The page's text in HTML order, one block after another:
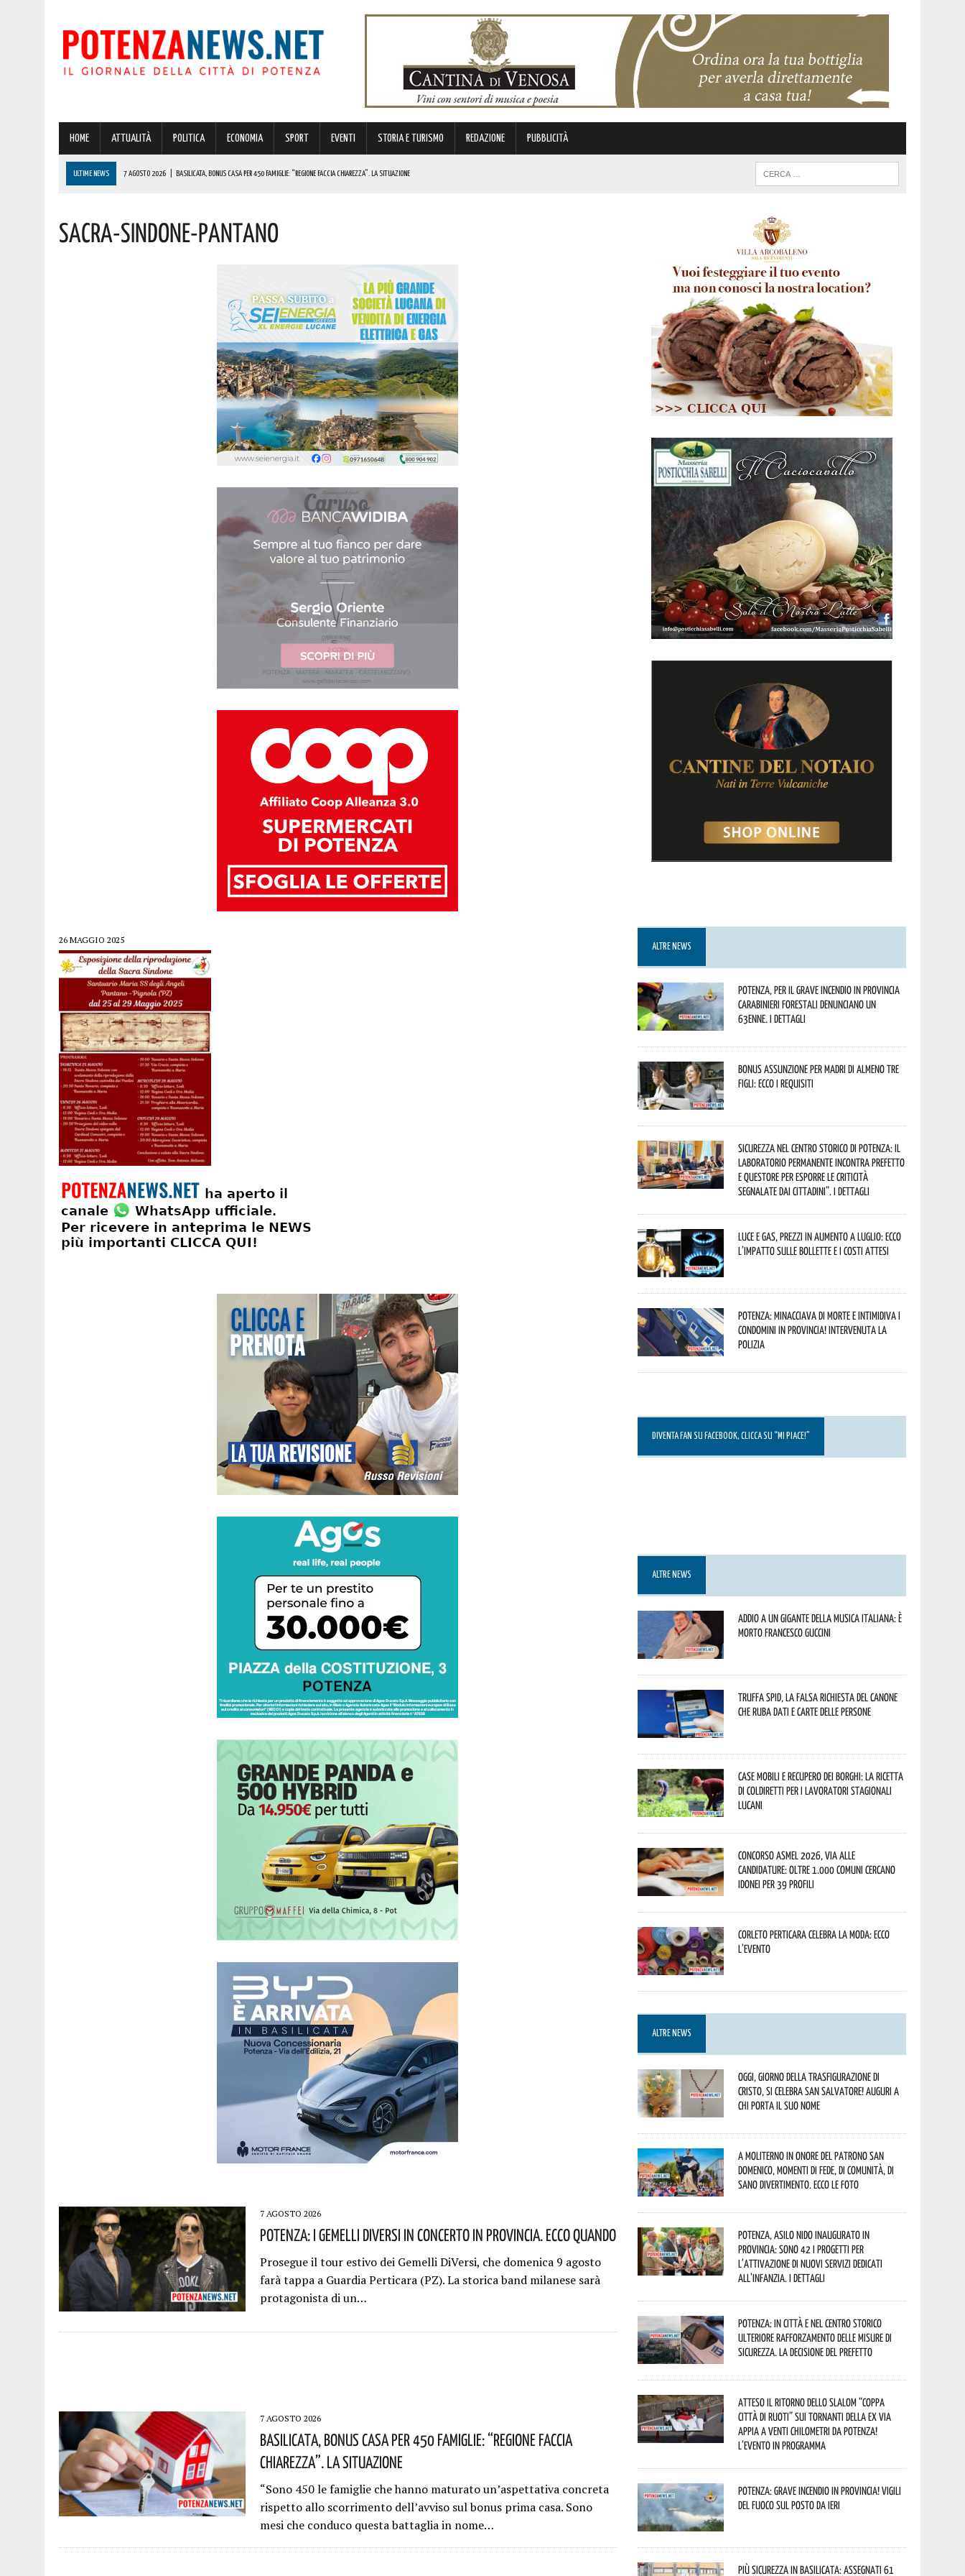
HOME ATTUALITÀ POLITICA ECONOMIA SPORT EVENTI STORIA E TURISMO REDAZIONE PUBBLICITÀ
ULTIME NEWS 7 AGOSTO 2026 BASILICATA, BONUS CASA PER 450 FAMIGLIE: “REGIONE FACCIA CHIAREZZA”. LA SITUAZIONE
7 AGOSTO 2026 | POTENZA E SAN CHIRICO RAPARO INSIEME PER DARE VITA ALLA RETE DEI “COMUNI LUCANI IN FIORE”. I DETTAGLI
Sacra-Sindone-Pantano
26 MAGGIO 2025
7 AGOSTO 2026
Potenza: I Gemelli DiVersi In Concerto In Provincia. Ecco Quando
Prosegue il tour estivo dei Gemelli DiVersi, che domenica 9 agosto
farà tappa a Guardia Perticara (PZ). La storica band milanese sarà
protagonista di un…
7 AGOSTO 2026
Basilicata, Bonus Casa Per 450 Famiglie: “Regione Faccia
Chiarezza”. La Situazione
“Sono 450 le famiglie che hanno maturato un’aspettativa concreta
rispetto allo scorrimento dell’avviso sul bonus prima casa. Sono
mesi che conduco questa battaglia in nome…
ALTRE NEWS
Potenza, per il grave incendio in Provincia
Carabinieri forestali denunciano un
63enne. I dettagli
Bonus assunzione per madri di almeno tre
figli: ecco i requisiti
Sicurezza nel Centro Storico di Potenza: il
Laboratorio Permanente incontra Prefetto
e Questore per esporre le criticità
segnalate dai cittadini”. I dettagli
Luce e gas, prezzi in aumento a luglio: ecco
l’impatto sulle bollette e i costi attesi
Potenza: minacciava di morte e intimidiva i
condomini in provincia! Intervenuta la
Polizia
DIVENTA FAN SU FACEBOOK, CLICCA SU “MI PIACE!”
ALTRE NEWS
Addio a un gigante della musica italiana: è
morto Francesco Guccini
Truffa Spid, la falsa richiesta del canone
che ruba dati e carte delle persone
Case mobili e recupero dei borghi: la ricetta
di Coldiretti per i lavoratori stagionali
lucani
Concorso Asmel 2026, via alle
candidature: oltre 1.000 Comuni cercano
idonei per 39 profili
Corleto Perticara celebra la moda: ecco
l’evento
ALTRE NEWS
Oggi, giorno della Trasfigurazione di
Cristo, si celebra San Salvatore! Auguri a
chi porta il suo nome
A Moliterno in onore del Patrono San
Domenico, momenti di fede, di comunità, di
sano divertimento. Ecco le foto
Potenza, asilo nido inaugurato in
provincia: sono 42 i progetti per
l’attivazione di nuovi servizi dedicati
all’infanzia. I dettagli
Potenza: in città e nel centro storico
ulteriore rafforzamento delle misure di
sicurezza. La decisione del Prefetto
Atteso il ritorno dello slalom “Coppa
Città di Ruoti” sui tornanti della ex via
Appia a venti chilometri da Potenza!
L’evento in programma
Potenza: grave incendio in Provincia! Vigili
del fuoco sul posto da ieri
Più sicurezza in Basilicata: assegnati 61